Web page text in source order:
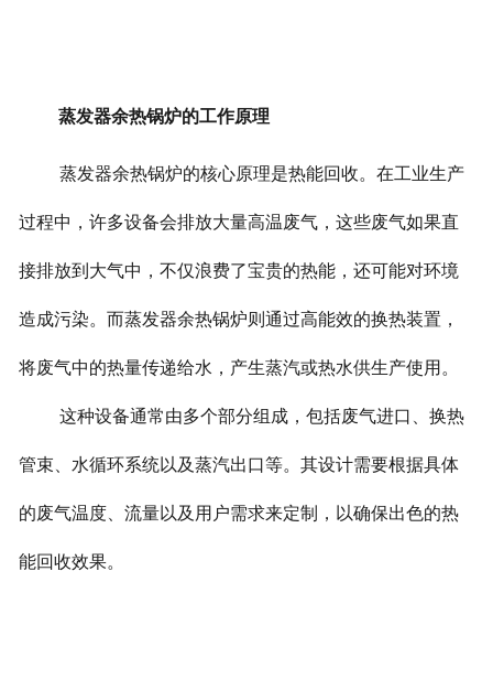
蒸发器余热锅炉的工作原理
蒸发器余热锅炉的核心原理是热能回收。在工业生产
过程中，许多设备会排放大量高温废气，这些废气如果直
接排放到大气中，不仅浪费了宝贵的热能，还可能对环境
造成污染。而蒸发器余热锅炉则通过高能效的换热装置，
将废气中的热量传递给水，产生蒸汽或热水供生产使用。
这种设备通常由多个部分组成，包括废气进口、换热
管束、水循环系统以及蒸汽出口等。其设计需要根据具体
的废气温度、流量以及用户需求来定制，以确保出色的热
能回收效果。